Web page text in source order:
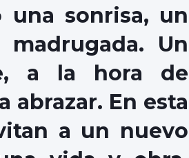
una sonrisa, un
Un
a la hora de
abrazar. En esta
a un nuevo